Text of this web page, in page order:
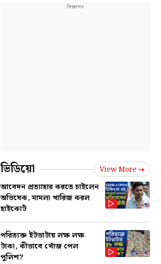
ভিডিয়ো View More
আবেদন প্রত্যাহার করতে চাইলেন
অভিষেক, মামলা খারিজ করল
হাইকোর্ট
পরিত্যক্ত ইটভাটায় লক্ষ লক্ষ
টাকা, কীভাবে খোঁজ পেল
পুলিশ?